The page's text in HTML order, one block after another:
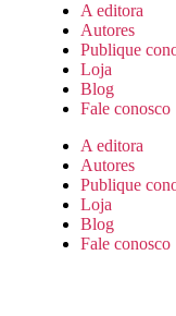
A editora
Autores
Publique
Loja
Blog
Fale conosco
A editora
Autores
Publique
Loja
Blog
Fale conosco